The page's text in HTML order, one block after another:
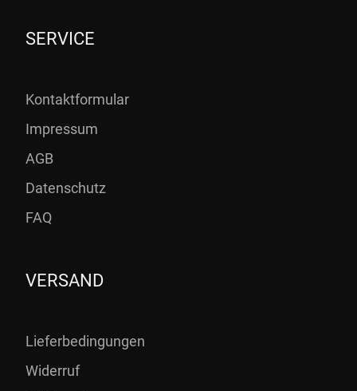
SERVICE
Kontaktformular
Impressum
AGB
Datenschutz
FAQ
VERSAND
Lieferbedingungen
Widerruf